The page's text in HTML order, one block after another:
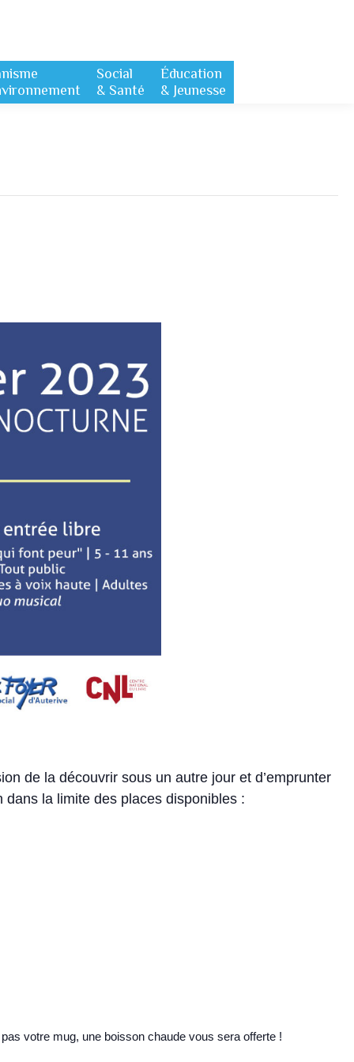
Social
& Santé
Éducation
& Jeunesse
de la découvrir sous un autre jour et d’emprunter
la limite des places disponibles :
votre mug, une boisson chaude vous sera offerte !